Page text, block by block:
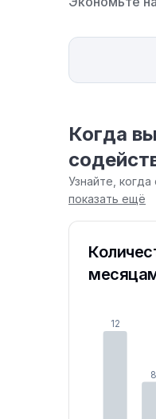
Когда
Узнайте,
показать ещё
12
8